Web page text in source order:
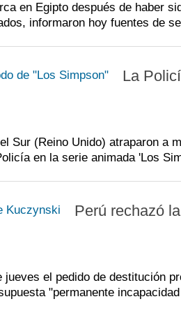
en Egipto después de haber
informaron hoy fuentes de
La
Sur (Reino Unido) atraparon a
en la serie animada 'Los
Perú rechazó
el pedido de destitución
"permanente